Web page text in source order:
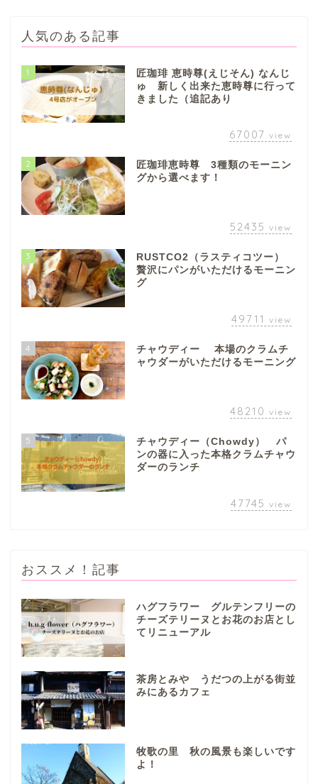
人気のある記事
1
匠珈琲 恵時尊(えじそん) なんじ
ゅ 新しく出来た恵時尊に行って
きました（追記あり
67007 view
2
匠珈琲恵時尊 3種類のモーニン
グから選べます！
52435 view
3
RUSTCO2（ラスティコツー）
贅沢にパンがいただけるモーニン
グ
49711 view
4
チャウディー 本場のクラムチ
ャウダーがいただけるモーニング
48210 view
5
チャウディー（Chowdy） パ
ンの器に入った本格クラムチャウ
ダーのランチ
47745 view
おススメ！記事
ハグフラワー グルテンフリーの
チーズテリーヌとお花のお店とし
てリニューアル
茶房とみや うだつの上がる街並
みにあるカフェ
牧歌の里 秋の風景も楽しいです
よ！
ぎふまるけとは。
ぎふまるけ内の記事と写真
（画像）＆掲載情報につい
岐阜地域